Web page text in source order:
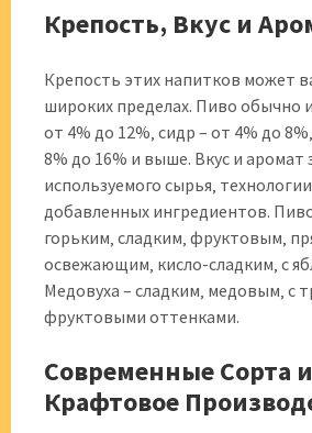
Крепость‚ Вкус и
Крепость этих напитков может
широких пределах. Пиво обычно
от 4% до 12%‚ сидр – от 4% до
8% до 16% и выше. Вкус и аромат
используемого сырья‚
добавленных ингредиентов.
горьким‚ сладким‚ фруктовым‚
освежающим‚ кисло-сладким‚ с
Медовуха – сладким‚ медовым‚ с
фруктовыми оттенками.
Современные Сорта и
Крафтовое